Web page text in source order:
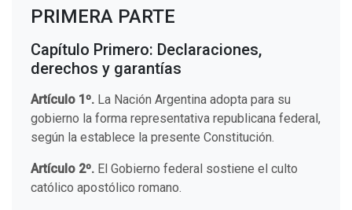
PRIMERA PARTE
Capítulo Primero: Declaraciones,
derechos y garantías
Artículo 1º. La Nación Argentina adopta para su
gobierno la forma representativa republicana federal,
según la establece la presente Constitución.
Artículo 2º. El Gobierno federal sostiene el culto
católico apostólico romano.